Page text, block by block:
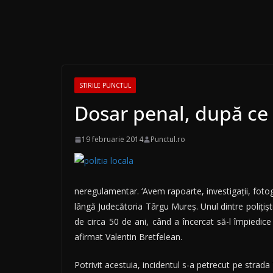
STIRILE PUNCTUL
Dosar penal, după
19 februarie 2014 Punctul.ro
neregulamentar. ‘Avem rapoarte, investigaţii,
lângă Judecătoria Târgu Mureş. Unul dintre
de circa 50 de ani, când a încercat să-l
afirmat Valentin Bretfelean.
Potrivit acestuia, incidentul s-a petrecut pe